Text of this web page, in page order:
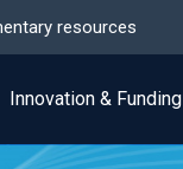
actions
resources
Innovation & Funding